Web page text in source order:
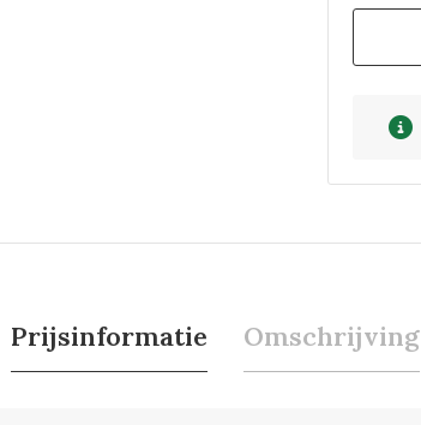
Prijsinformatie Omschrijving